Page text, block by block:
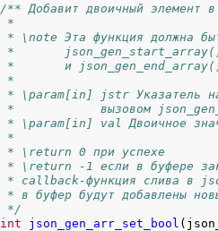
/** Добавит двоичный элемент в
*
* \note Эта функция должна
*
*       и
*
* \param[in] jstr Указатель на
*            вызовом
* \param[in] val Двоичное
*
* \return 0 при успехе
* \return -1 если в буфере
* callback-функция слива в
* в буфер будут добавлены
*/
int
json_gen_arr_set_bool